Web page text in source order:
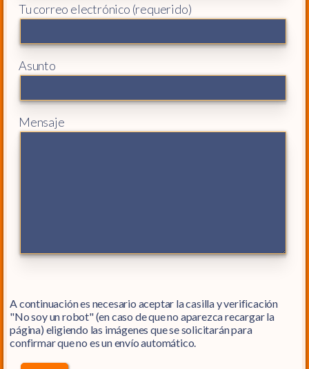
Tu correo electrónico (requerido)
Asunto
Mensaje
A continuación es necesario aceptar la casilla y verificación
"No soy un robot" (en caso de que no aparezca recargar la
página) eligiendo las imágenes que se solicitarán para
confirmar que no es un envío automático.